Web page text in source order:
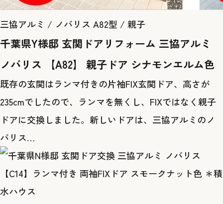
三協アルミ / ノバリス A82型 / 親子
千葉県Y様邸 玄関ドアリフォーム 三協アルミ
ノバリス 【A82】 親子ドア シナモンエルム色
既存の玄関はランマ付きの片袖FIX玄関ドア、高さが
235cmでしたので、ランマを無くし、FIXではなく親子
ドアに交換しました。新しいドアは、三協アルミのノ
バリス…